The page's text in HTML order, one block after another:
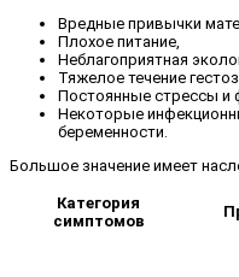
Вредные привычки
Плохое питание,
Неблагоприятная
Тяжелое течение
Постоянные стрессы и
Некоторые
беременности.
Большое значение имеет
Категория
симптомов